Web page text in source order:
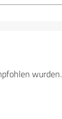
wurden.